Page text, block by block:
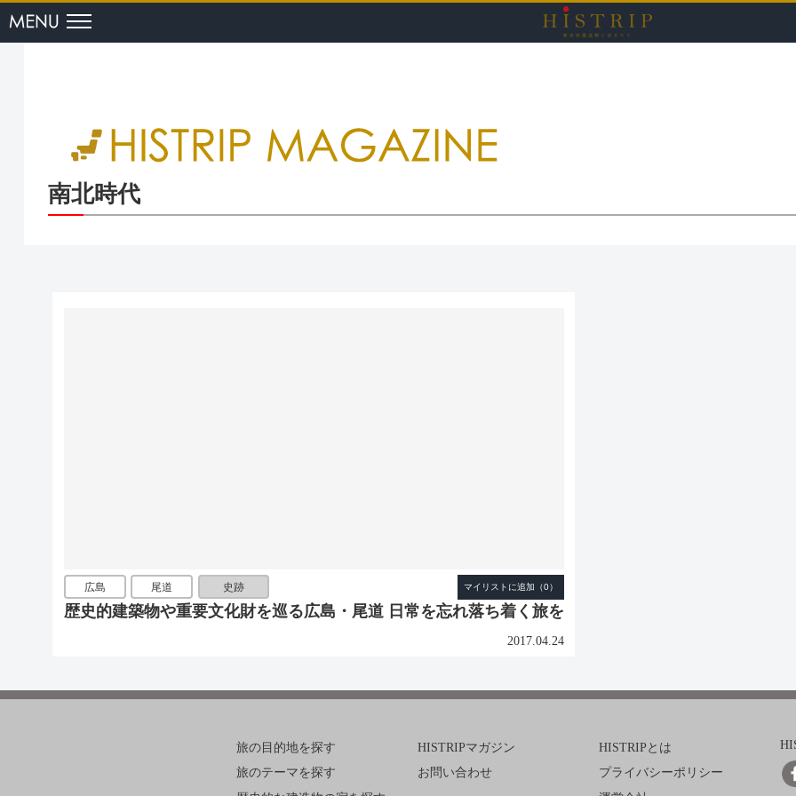
HISTRIP（
南北時代
広島 尾道 史跡
歴史的建築物や重要文化財を巡る広島・尾道 日常を忘れ落ち着く旅を
2017.04.24
旅の目的地を探す
旅のテーマを探す
HISTRIPマガジン
お問い合わせ
HISTRIPとは
プライバシーポリシー